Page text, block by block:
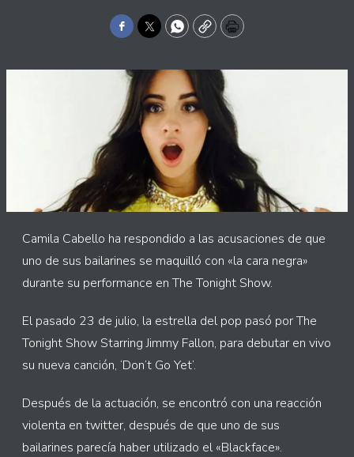
Facebook
TwitterWhatsApp
CopyPrint
Camila Cabello ha respondido a las acusaciones de que
uno de sus bailarines se maquilló con «la cara negra»
durante su performance en The Tonight Show.
El pasado 23 de julio, la estrella del pop pasó por The
Tonight Show Starring Jimmy Fallon, para debutar en vivo
su nueva canción, ‘Don’t Go Yet’.
Después de la actuación, se encontró con una reacción
violenta en twitter, después de que uno de sus
bailarines parecía haber utilizado el «Blackface».